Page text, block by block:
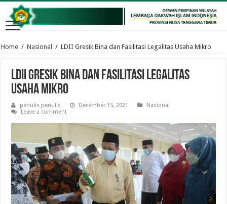
Home / Nasional / LDII Gresik Bina dan Fasilitasi Legalitas Usaha Mikro
LDII Gresik Bina dan Fasilitasi Legalitas
Usaha Mikro
penulis penulis December 15, 2021
Nasional
Leave a comment